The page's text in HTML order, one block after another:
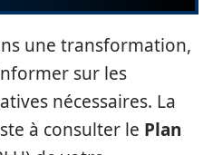
une transformation,
sur les
nécessaires. La
à consulter le Plan